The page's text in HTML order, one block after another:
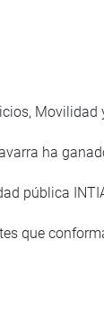
Movilidad
ha
pública
que